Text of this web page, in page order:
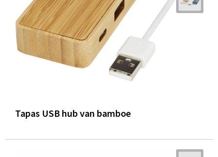
Tapas USB hub van bamboe